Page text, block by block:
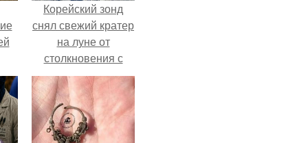
Корейский зонд
снял свежий кратер
на луне от
столкновения с
обломком Falcon 9.